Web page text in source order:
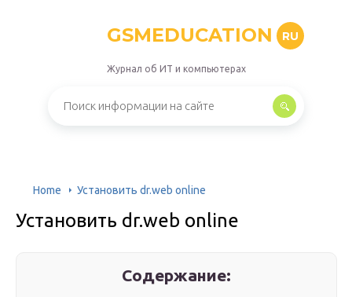
GSMEDUCATION RU
Журнал об ИТ и компьютерах
Home Установить dr.web online
Установить dr.web online
Содержание: